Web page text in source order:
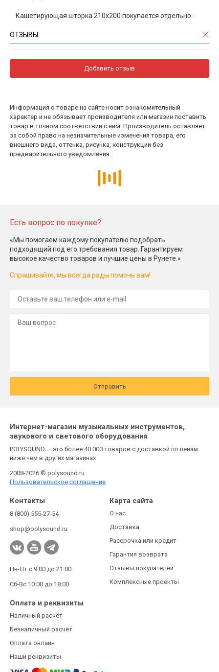
Кашетирующая шторка 210х200 покупается отдельно.
ОТЗЫВЫ
Добавить отзыв
Информация о товаре на сайте носит ознакомительный
характер и не обязывает производителя или магазин поставить
товар в точном соответствии с ним. Производитель оставляет
за собой право на незначительные изменения товара, его
внешнего вида, оттенка, рисунка, конструкции без
предварительного уведомления.
Есть вопрос по покупке?
«Мы помогаем каждому покупателю подобрать
подходящий под его требования товар. Гарантируем
высокое качество товаров и лучшие цены в Рунете.»
Спрашивайте, мы всегда рады помочь вам!
Отправить
Интернет-магазин музыкальных инструментов,
звукового и светового оборудования
POLYSOUND — это более 40 000 товаров с доставкой по ценам
ниже чем в других магазинах
2008-2026 © polysound.ru
Пользовательское соглашение
Контакты
8 (800) 555-27-54
shop@polysound.ru
Пн-Пт с 9:00 до 21:00
Сб-Вс 10:00 до 18:00
Карта сайта
О нас
Доставка
Рассрочка или кредит
Гарантия возврата
Отзывы покупателей
Комплексные проекты
Оплата и реквизиты
Наличный расчёт
Безналичный расчёт
Оплата онлайн
Наши реквизиты